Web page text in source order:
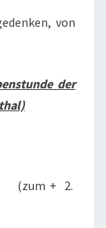
von
der
(zum + 2.